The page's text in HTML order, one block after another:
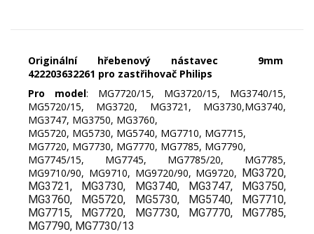
Originální hřebenový nástavec 9mm
422203632261 pro zastřihovač Philips
Pro model: MG7720/15, MG3720/15, MG3740/15,
MG5720/15, MG3720, MG3721, MG3730,MG3740,
MG3747, MG3750, MG3760,
MG5720, MG5730, MG5740, MG7710, MG7715,
MG7720, MG7730, MG7770, MG7785, MG7790,
MG7745/15, MG7745, MG7785/20, MG7785,
MG9710/90, MG9710, MG9720/90, MG9720, MG3720,
MG3721, MG3730, MG3740, MG3747, MG3750,
MG3760, MG5720, MG5730, MG5740, MG7710,
MG7715, MG7720, MG7730, MG7770, MG7785,
MG7790, MG7730/13